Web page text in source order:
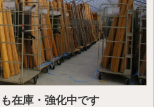
在庫・強化中です